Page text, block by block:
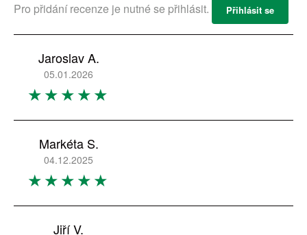
Pro přidání recenze je nutné se přihlásit. Přihlásit se
Jaroslav A.
05.01.2026
Markéta S.
04.12.2025
Jiří V.